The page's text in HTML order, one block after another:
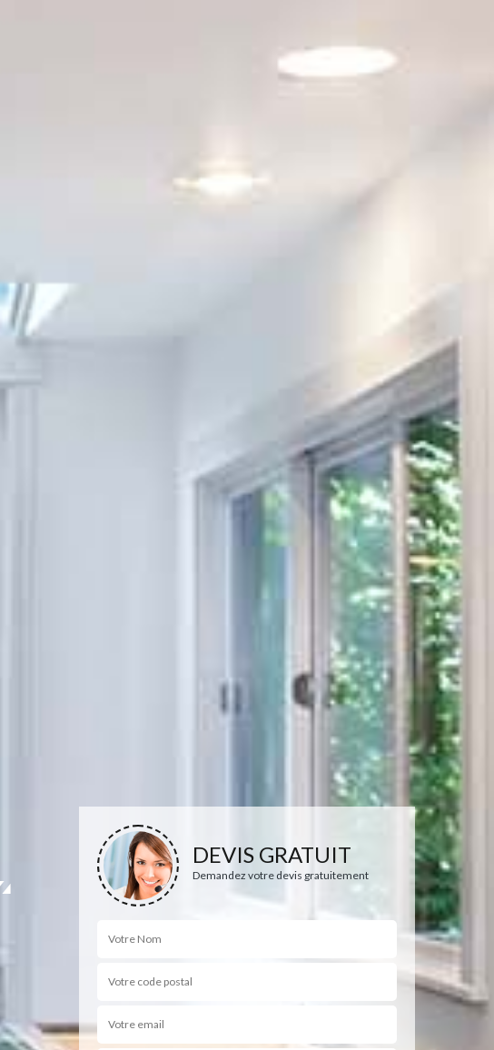
DEVIS GRATUIT
Demandez votre devis gratuitement